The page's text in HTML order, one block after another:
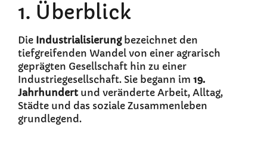
1. Überblick
Die Industrialisierungbezeichnet den
tiefgreifenden Wandel von einer agrarisch
geprägten Gesellschaft hin zu einer
Industriegesellschaft. Sie begann im 19.
Jahrhundertund veränderte Arbeit, Alltag,
Städte und das soziale Zusammenleben
grundlegend.